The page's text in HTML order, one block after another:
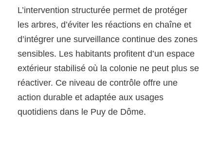
L’intervention structurée permet de protéger
les arbres, d’éviter les réactions en chaîne et
d’intégrer une surveillance continue des zones
sensibles. Les habitants profitent d’un espace
extérieur stabilisé où la colonie ne peut plus se
réactiver. Ce niveau de contrôle offre une
action durable et adaptée aux usages
quotidiens dans le Puy de Dôme.